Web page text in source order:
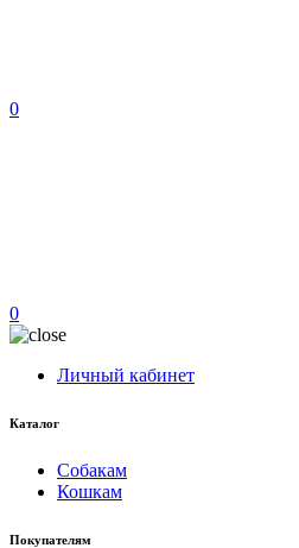
0
0
Личный кабинет
Каталог
Собакам
Кошкам
Покупателям